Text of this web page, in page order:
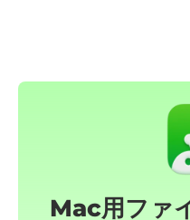
Mac用ファ